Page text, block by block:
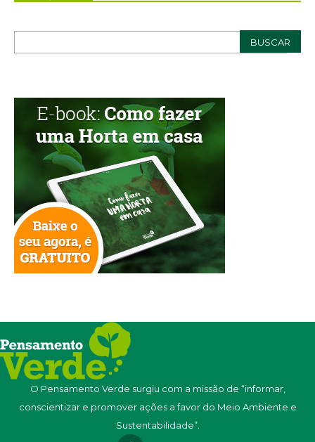
O Pensamento Verde surgiu com a missão de “informar,
conscientizar e promover ações a favor do Meio Ambiente e
Sustentabilidade”.